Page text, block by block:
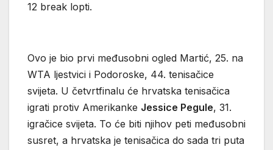
12 break lopti.
Ovo je bio prvi međusobni ogled Martić, 25. na
WTA ljestvici i Podoroske, 44. tenisačice
svijeta. U četvrtfinalu će hrvatska tenisačica
igrati protiv Amerikanke Jessice Pegule, 31.
igračice svijeta. To će biti njihov peti međusobni
susret, a hrvatska je tenisačica do sada tri puta